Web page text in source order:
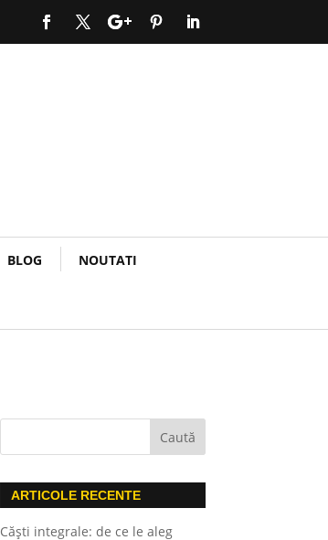
BLOG NOUTATI
ARTICOLE RECENTE
Căști integrale: de ce le aleg